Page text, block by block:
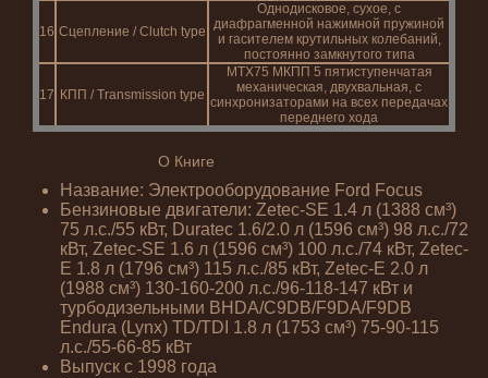
16 Сцепление / Clutch type
Однодисковое, сухое, с
диафрагменной нажимной пружиной
и гасителем крутильных колебаний,
постоянно замкнутого типа
17 КПП / Transmission type
MTX75 МКПП 5 пятиступенчатая
механическая, двухвальная, с
синхронизаторами на всех передачах
переднего хода
О Книге
Название: Электрооборудование Ford Focus
Бензиновые двигатели: Zetec-SE 1.4 л (1388 см³)
75 л.с./55 кВт, Duratec 1.6/2.0 л (1596 см³) 98 л.с./72
кВт, Zetec-SE 1.6 л (1596 см³) 100 л.с./74 кВт, Zetec-
E 1.8 л (1796 см³) 115 л.с./85 кВт, Zetec-E 2.0 л
(1988 см³) 130-160-200 л.с./96-118-147 кВт и
турбодизельными BHDA/C9DB/F9DA/F9DB
Endura (Lynx) TD/TDI 1.8 л (1753 см³) 75-90-115
л.с./55-66-85 кВт
Выпуск с 1998 года